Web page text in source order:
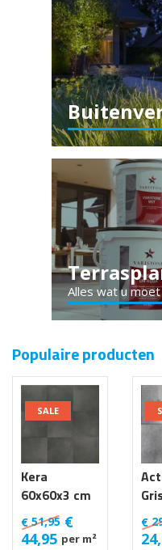
Alles wat u
Populaire producten
Kera
60x60x3 cm
Luik
€ 51,95 €
44,95 per m²
SALE
€